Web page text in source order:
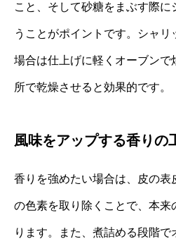
こと、そして砂糖をまぶす際
うことがポイントです。シャ
場合は仕上げに軽くオーブンで
所で乾燥させると効果的です。
風味をアップする香りの
香りを強めたい場合は、皮の表
の色素を取り除くことで、本来
ります。また、煮詰める段階で